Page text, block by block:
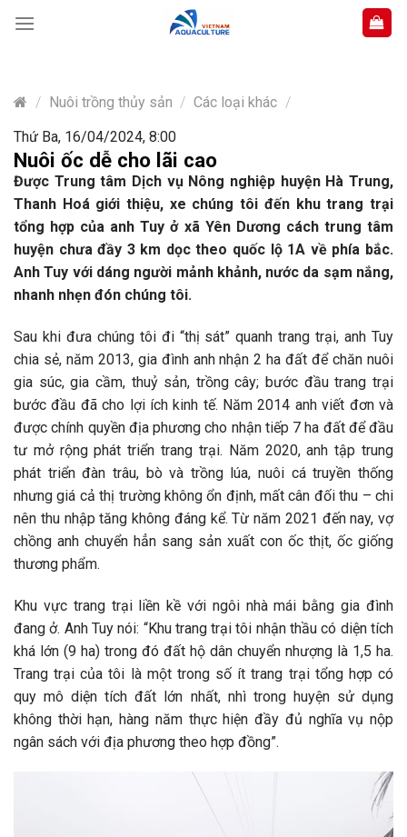
content
/ Nuôi trồng thủy sản / Các loại khác /
Thứ Ba, 16/04/2024, 8:00
Nuôi ốc dễ cho lãi cao
Được Trung tâm Dịch vụ Nông nghiệp huyện Hà Trung,
Thanh Hoá giới thiệu, xe chúng tôi đến khu trang trại
tổng hợp của anh Tuy ở xã Yên Dương cách trung tâm
huyện chưa đầy 3 km dọc theo quốc lộ 1A về phía bắc.
Anh Tuy với dáng người mảnh khảnh, nước da sạm nắng,
nhanh nhẹn đón chúng tôi.
Sau khi đưa chúng tôi đi “thị sát” quanh trang trại, anh Tuy
chia sẻ, năm 2013, gia đình anh nhận 2 ha đất để chăn nuôi
gia súc, gia cầm, thuỷ sản, trồng cây; bước đầu trang trại
bước đầu đã cho lợi ích kinh tế. Năm 2014 anh viết đơn và
được chính quyền địa phương cho nhận tiếp 7 ha đất để đầu
tư mở rộng phát triển trang trại. Năm 2020, anh tập trung
phát triển đàn trâu, bò và trồng lúa, nuôi cá truyền thống
nhưng giá cả thị trường không ổn định, mất cân đối thu – chi
nên thu nhập tăng không đáng kể. Từ năm 2021 đến nay, vợ
chồng anh chuyển hẳn sang sản xuất con ốc thịt, ốc giống
thương phẩm.
Khu vực trang trại liền kề với ngôi nhà mái bằng gia đình
đang ở. Anh Tuy nói: “Khu trang trại tôi nhận thầu có diện tích
khá lớn (9 ha) trong đó đất hộ dân chuyển nhượng là 1,5 ha.
Trang trại của tôi là một trong số ít trang trại tổng hợp có
quy mô diện tích đất lớn nhất, nhì trong huyện sử dụng
không thời hạn, hàng năm thực hiện đầy đủ nghĩa vụ nộp
ngân sách với địa phương theo hợp đồng”.